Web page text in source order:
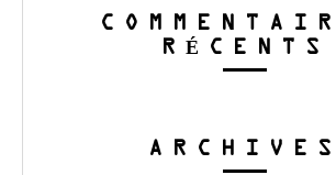
RÉCENTS
ARCHIVES